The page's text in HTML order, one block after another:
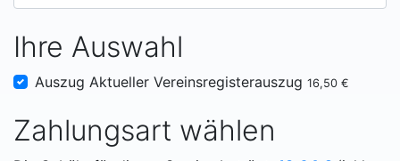
Ihre Auswahl
Auszug Aktueller Vereinsregisterauszug 16,50 €
Zahlungsart wählen